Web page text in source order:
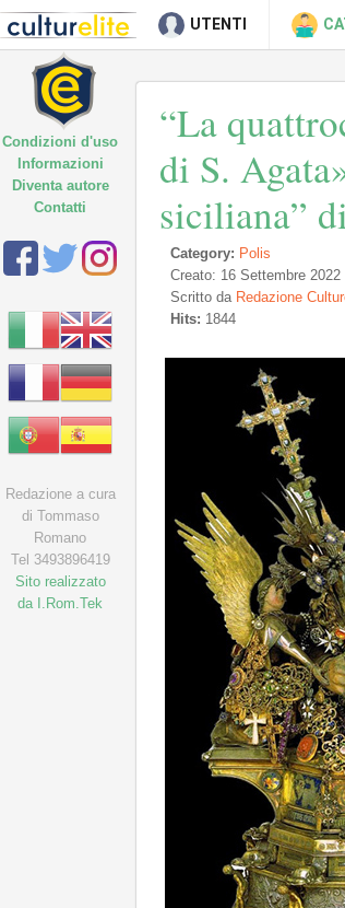
UTENTI
“La
di S.
siciliana”
Category: Polis
Creato: 16 Settembre 2022
Scritto da Redazione
Hits: 1844
Condizioni d'uso
Informazioni
Diventa autore
Contatti
Redazione a cura
di Tommaso
Romano
Tel 3493896419
Sito realizzato
da I.Rom.Tek